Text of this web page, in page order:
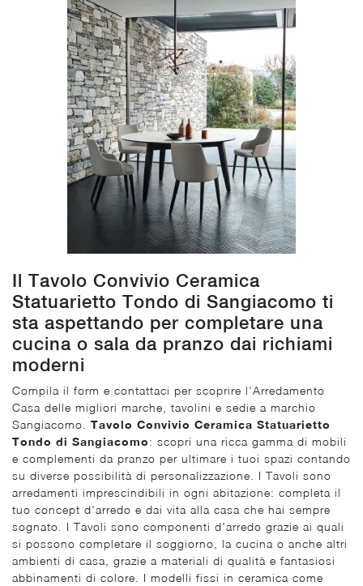
Il Tavolo Convivio Ceramica
Statuarietto Tondo di Sangiacomo ti
sta aspettando per completare una
cucina o sala da pranzo dai richiami
moderni
Compila il form e contattaci per scoprire l'Arredamento
Casa delle migliori marche, tavolini e sedie a marchio
Sangiacomo. Tavolo Convivio Ceramica Statuarietto
Tondo di Sangiacomo: scopri una ricca gamma di mobili
e complementi da pranzo per ultimare i tuoi spazi contando
su diverse possibilità di personalizzazione. I Tavoli sono
arredamenti imprescindibili in ogni abitazione: completa il
tuo concept d'arredo e dai vita alla casa che hai sempre
sognato. I Tavoli sono componenti d'arredo grazie ai quali
si possono completare il soggiorno, la cucina o anche altri
ambienti di casa, grazie a materiali di qualità e fantasiosi
abbinamenti di colore. I modelli fissi in ceramica come